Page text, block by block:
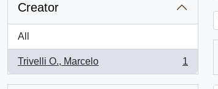
Creator
All
Trivelli O., Marcelo
, 1 results
1